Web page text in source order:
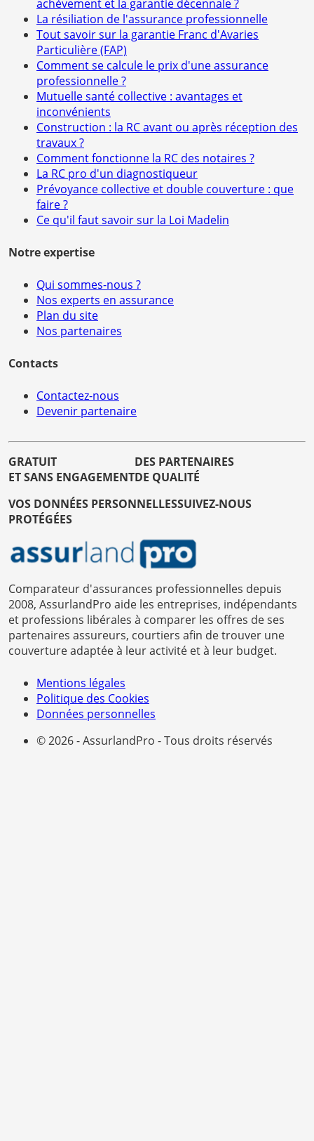
achèvement et la garantie décennale ?
La résiliation de l'assurance professionnelle
Tout savoir sur la garantie Franc d'Avaries
Particulière (FAP)
Comment se calcule le prix d'une assurance
professionnelle ?
Mutuelle santé collective : avantages et
inconvénients
Construction : la RC avant ou après réception des
travaux ?
Comment fonctionne la RC des notaires ?
La RC pro d'un diagnostiqueur
Prévoyance collective et double couverture : que
faire ?
Ce qu'il faut savoir sur la Loi Madelin
Notre expertise
Qui sommes-nous ?
Nos experts en assurance
Plan du site
Nos partenaires
Contacts
Contactez-nous
Devenir partenaire
GRATUIT
ET SANS ENGAGEMENT
DES PARTENAIRES
DE QUALITÉ
VOS DONNÉES PERSONNELLES
PROTÉGÉES
SUIVEZ-NOUS
Comparateur d'assurances professionnelles depuis
2008, AssurlandPro aide les entreprises, indépendants
et professions libérales à comparer les offres de ses
partenaires assureurs, courtiers afin de trouver une
couverture adaptée à leur activité et à leur budget.
Mentions légales
Politique des Cookies
Données personnelles
© 2026 - AssurlandPro - Tous droits réservés